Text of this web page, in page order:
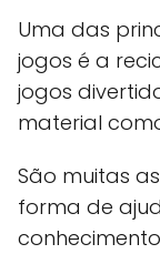
Uma das
jogos é a
jogos
material
São muitas
forma de